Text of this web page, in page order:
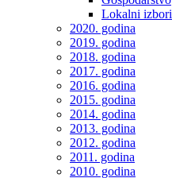
Lokalni izbori
2020. godina
2019. godina
2018. godina
2017. godina
2016. godina
2015. godina
2014. godina
2013. godina
2012. godina
2011. godina
2010. godina